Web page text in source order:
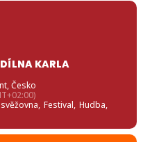
KARLA
Česko
Festival, Hudba,